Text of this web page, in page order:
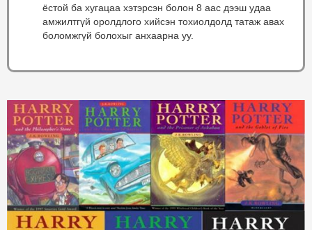
ёстой ба хугацаа хэтэрсэн болон 8 аас дээш удаа
амжилтгүй оролдлого хийсэн тохиолдолд татаж авах
боломжгүй болохыг анхаарна уу.